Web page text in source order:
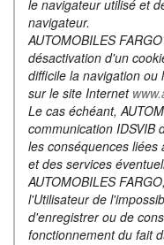
le navigateur utilisé et
navigateur.
AUTOMOBILES
désactivation d'un
difficile la navigation
sur le site Internet
Le cas échéant,
communication IDSVIB
les conséquences
et des services
AUTOMOBILES
l'Utilisateur de
d'enregistrer ou de
fonctionnement du fait